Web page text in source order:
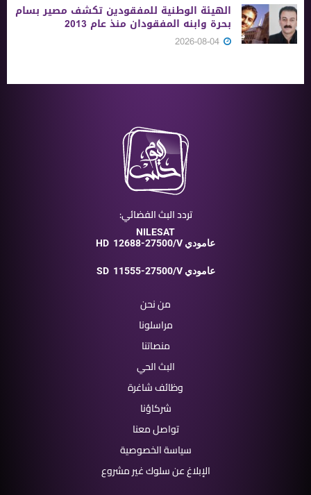
الهيئة الوطنية للمفقودين تكشف مصير بسام
بحرة وابنه المفقودان منذ عام 2013
تردد البث الفضائي:
NILESAT
HD
12688-27500/V عامودي
SD 11555-27500/V عامودي
من نحن
مراسلونا
منصاتنا
البث الحي
وظائف شاغرة
شركاؤنا
تواصل معنا
سياسة الخصوصية
الإبلاغ عن سلوك غير مشروع